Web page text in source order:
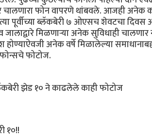
चालणारा फोन वापरणे थांबवले. आजही
पूर्वीच्या ब्लॅकबेरी ७ ओएसच शेवटचा दिवस
जालाद्वारे मिळणार्‍या अनेक सुविधाही
होण्याऐवजी अनेक वर्षे मिळालेल्या
फोटोज.
झेड १० ने काढलेले काही फोटोज
१०!!